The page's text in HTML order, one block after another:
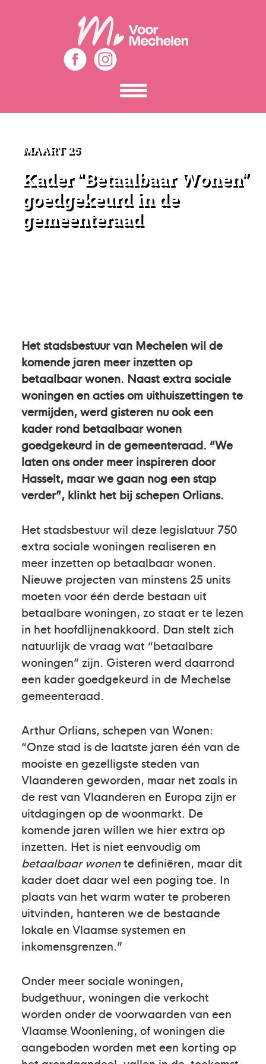
Toon
het
menu
MAART 25
Kader “Betaalbaar Wonen”
goedgekeurd in de
gemeenteraad
Het stadsbestuur van Mechelen wil de
komende jaren meer inzetten op
betaalbaar wonen. Naast extra sociale
woningen en acties om uithuiszettingen te
vermijden, werd gisteren nu ook een
kader rond betaalbaar wonen
goedgekeurd in de gemeenteraad. “We
laten ons onder meer inspireren door
Hasselt, maar we gaan nog een stap
verder”, klinkt het bij schepen Orlians.
Het stadsbestuur wil deze legislatuur 750
extra sociale woningen realiseren en
meer inzetten op betaalbaar wonen.
Nieuwe projecten van minstens 25 units
moeten voor één derde bestaan uit
betaalbare woningen, zo staat er te lezen
in het hoofdlijnenakkoord. Dan stelt zich
natuurlijk de vraag wat “betaalbare
woningen” zijn. Gisteren werd daarrond
een kader goedgekeurd in de Mechelse
gemeenteraad.
Arthur Orlians, schepen van Wonen:
“Onze stad is de laatste jaren één van de
mooiste en gezelligste steden van
Vlaanderen geworden, maar net zoals in
de rest van Vlaanderen en Europa zijn er
uitdagingen op de woonmarkt. De
komende jaren willen we hier extra op
inzetten. Het is niet eenvoudig om
betaalbaar wonente definiëren, maar dit
kader doet daar wel een poging toe. In
plaats van het warm water te proberen
uitvinden, hanteren we de bestaande
lokale en Vlaamse systemen en
inkomensgrenzen.”
Onder meer sociale woningen,
budgethuur, woningen die verkocht
worden onder de voorwaarden van een
Vlaamse Woonlening, of woningen die
aangeboden worden met een korting op